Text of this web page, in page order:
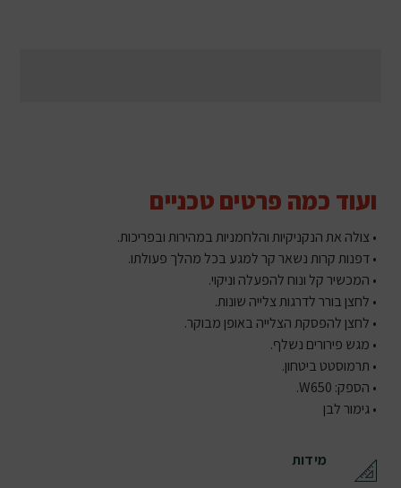
ועוד כמה פרטים טכניים
• צולה את הנקניקיות והלחמניות במהירות ובפריכות.
• דפנות קרות נשאר קר למגע בכל מהלך פעולתו.
• המכשיר קל ונוח להפעלה וניקוי.
• לחצן בורר לדרגות צלייה שונות.
• לחצן להפסקת הצלייה באופן מבוקר.
• מגש פירורים נשלף.
• תרמוסטט ביטחון.
• הספק: W650.
• גימור לבן
מידות